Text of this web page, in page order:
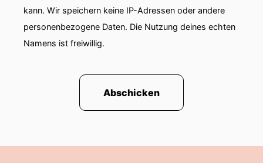
kann. Wir speichern keine IP-Adressen oder andere
personenbezogene Daten. Die Nutzung deines echten
Namens ist freiwillig.
Abschicken